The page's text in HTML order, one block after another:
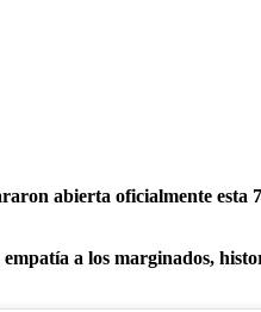
abierta oficialmente esta
a los marginados,